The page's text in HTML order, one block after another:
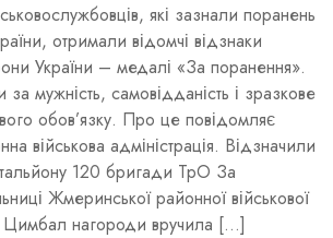
які зазнали поранень
отримали відомчі відзнаки
України – медалі «За поранення».
мужність, самовідданість і зразкове
обов’язку. Про це повідомляє
військова адміністрація. Відзначили
120 бригади ТрО За
Жмеринської районної військової
Цимбал нагороди вручила […]